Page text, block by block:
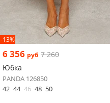
-13%
6 356 руб 7 260
Юбка
PANDA 126850
42 44 46 48 50